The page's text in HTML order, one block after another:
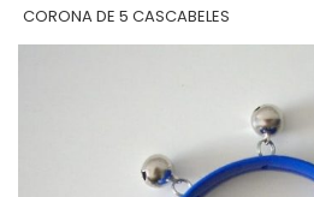
CORONA DE 5 CASCABELES